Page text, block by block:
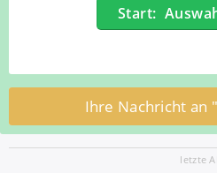
Start:
Ihre Nachricht an "
letzte